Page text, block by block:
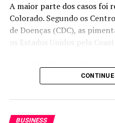
A maior parte dos casos foi
Colorado. Segundo os
de Doenças (CDC), as
os Estados Unidos pela
notificação de clientes,
respondeu imediatamente
BUSINESS